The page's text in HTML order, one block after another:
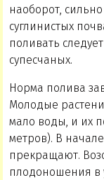
наоборот,
суглинистых
поливать
супесчаных.
Норма полива
Молодые
мало воды, и их
метров). В
прекращают.
плодоношения в